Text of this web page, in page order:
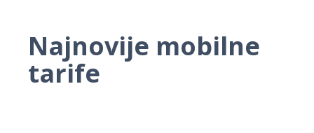
Najnovije mobilne
tarife